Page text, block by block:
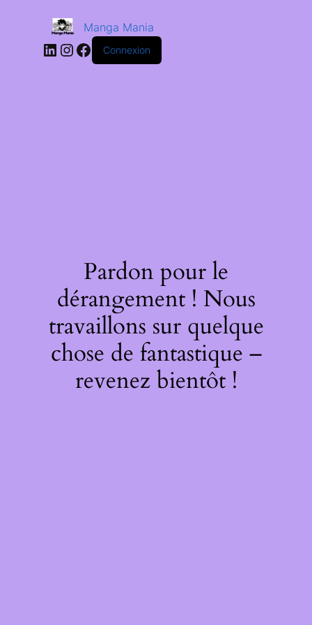
Manga Mania
Connexion
Pardon pour le
dérangement ! Nous
travaillons sur quelque
chose de fantastique –
revenez bientôt !